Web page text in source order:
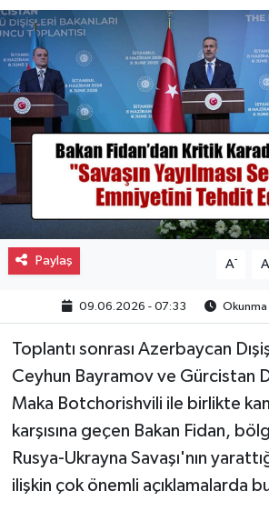
Paylaş A- A
09.06.2026 - 07:33 Okunma
Toplantı sonrası Azerbaycan
Ceyhun Bayramov ve Gürcistan
Maka Botchorishvili ile birlikte
karşısına geçen Bakan Fidan,
Rusya-Ukrayna Savaşı'nın
ilişkin çok önemli açıklamalarda
Gayrimenkul
Spor
Eğitim